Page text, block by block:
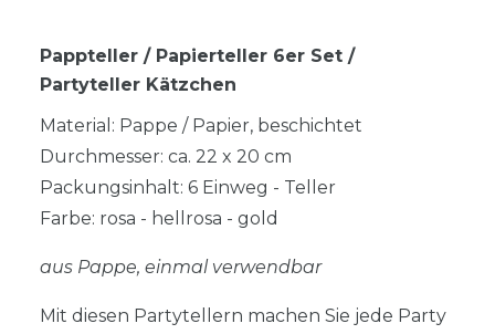
Pappteller / Papierteller 6er Set /
Partyteller Kätzchen
Material: Pappe / Papier, beschichtet
Durchmesser: ca. 22 x 20 cm
Packungsinhalt: 6 Einweg - Teller
Farbe: rosa - hellrosa - gold
aus Pappe, einmal verwendbar
Mit diesen Partytellern machen Sie jede Party